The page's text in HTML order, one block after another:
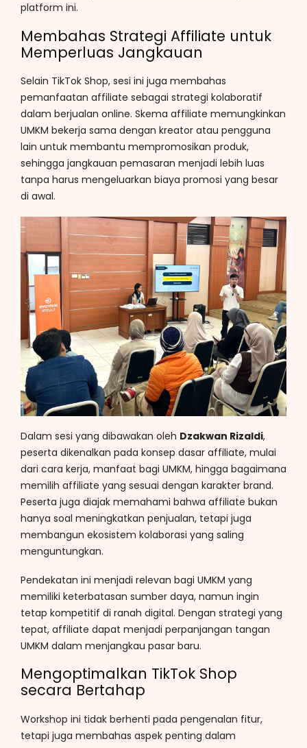
platform ini.
Membahas Strategi Affiliate untuk
Memperluas Jangkauan
Selain TikTok Shop, sesi ini juga membahas
pemanfaatan affiliate sebagai strategi kolaboratif
dalam berjualan online. Skema affiliate memungkinkan
UMKM bekerja sama dengan kreator atau pengguna
lain untuk membantu mempromosikan produk,
sehingga jangkauan pemasaran menjadi lebih luas
tanpa harus mengeluarkan biaya promosi yang besar
di awal.
Dalam sesi yang dibawakan oleh Dzakwan Rizaldi,
peserta dikenalkan pada konsep dasar affiliate, mulai
dari cara kerja, manfaat bagi UMKM, hingga bagaimana
memilih affiliate yang sesuai dengan karakter brand.
Peserta juga diajak memahami bahwa affiliate bukan
hanya soal meningkatkan penjualan, tetapi juga
membangun ekosistem kolaborasi yang saling
menguntungkan.
Pendekatan ini menjadi relevan bagi UMKM yang
memiliki keterbatasan sumber daya, namun ingin
tetap kompetitif di ranah digital. Dengan strategi yang
tepat, affiliate dapat menjadi perpanjangan tangan
UMKM dalam menjangkau pasar baru.
Mengoptimalkan TikTok Shop
secara Bertahap
Workshop ini tidak berhenti pada pengenalan fitur,
tetapi juga membahas aspek penting dalam